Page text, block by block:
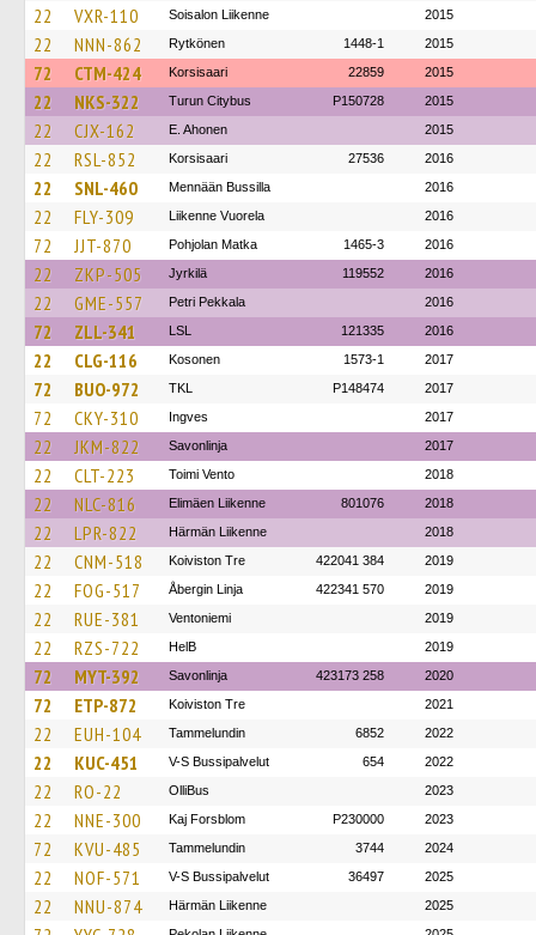
22 VXR-110 Soisalon Liikenne 2015
22 NNN-862 Rytkönen 1448-1 2015
72 CTM-424 Korsisaari 22859 2015
22 NKS-322 Turun Citybus P150728 2015
22 CJX-162 E. Ahonen 2015
22 RSL-852 Korsisaari 27536 2016
22 SNL-460 Mennään Bussilla 2016
22 FLY-309 Liikenne Vuorela 2016
72 JJT-870 Pohjolan Matka 1465-3 2016
22 ZKP-505 Jyrkilä 119552 2016
22 GME-557 Petri Pekkala 2016
72 ZLL-341 LSL 121335 2016
22 CLG-116 Kosonen 1573-1 2017
72 BUO-972 TKL P148474 2017
72 CKY-310 Ingves 2017
22 JKM-822 Savonlinja 2017
22 CLT-223 Toimi Vento 2018
22 NLC-816 Elimäen Liikenne 801076 2018
22 LPR-822 Härmän Liikenne 2018
22 CNM-518 Koiviston Tre 422041 384 2019
22 FOG-517 Åbergin Linja 422341 570 2019
22 RUE-381 Ventoniemi 2019
22 RZS-722 HelB 2019
72 MYT-392 Savonlinja 423173 258 2020
72 ETP-872 Koiviston Tre 2021
22 EUH-104 Tammelundin 6852 2022
22 KUC-451 V-S Bussipalvelut 654 2022
22 RO-22 OlliBus 2023
22 NNE-300 Kaj Forsblom P230000 2023
72 KVU-485 Tammelundin 3744 2024
22 NOF-571 V-S Bussipalvelut 36497 2025
22 NNU-874 Härmän Liikenne 2025